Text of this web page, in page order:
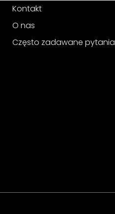
Kontakt
O nas
Często zadawane pytania